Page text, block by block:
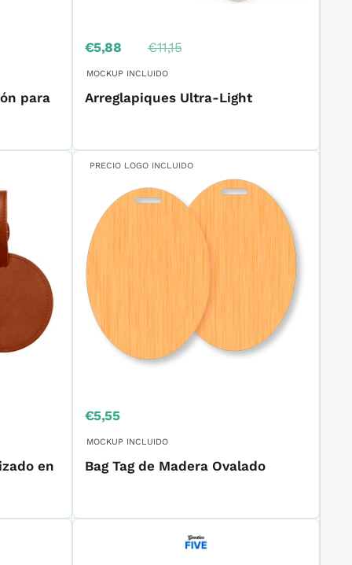
para
Precio
venta
€5,88
Precio
€11,15
MOCKUP INCLUIDO
Arreglapiques Ultra-Light
en
Precio
venta
€5,55
MOCKUP INCLUIDO
Bag Tag de Madera Ovalado
PRECIO LOGO INCLUIDO